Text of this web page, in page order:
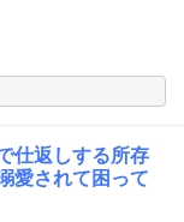
仕返しする所存
愛されて困って